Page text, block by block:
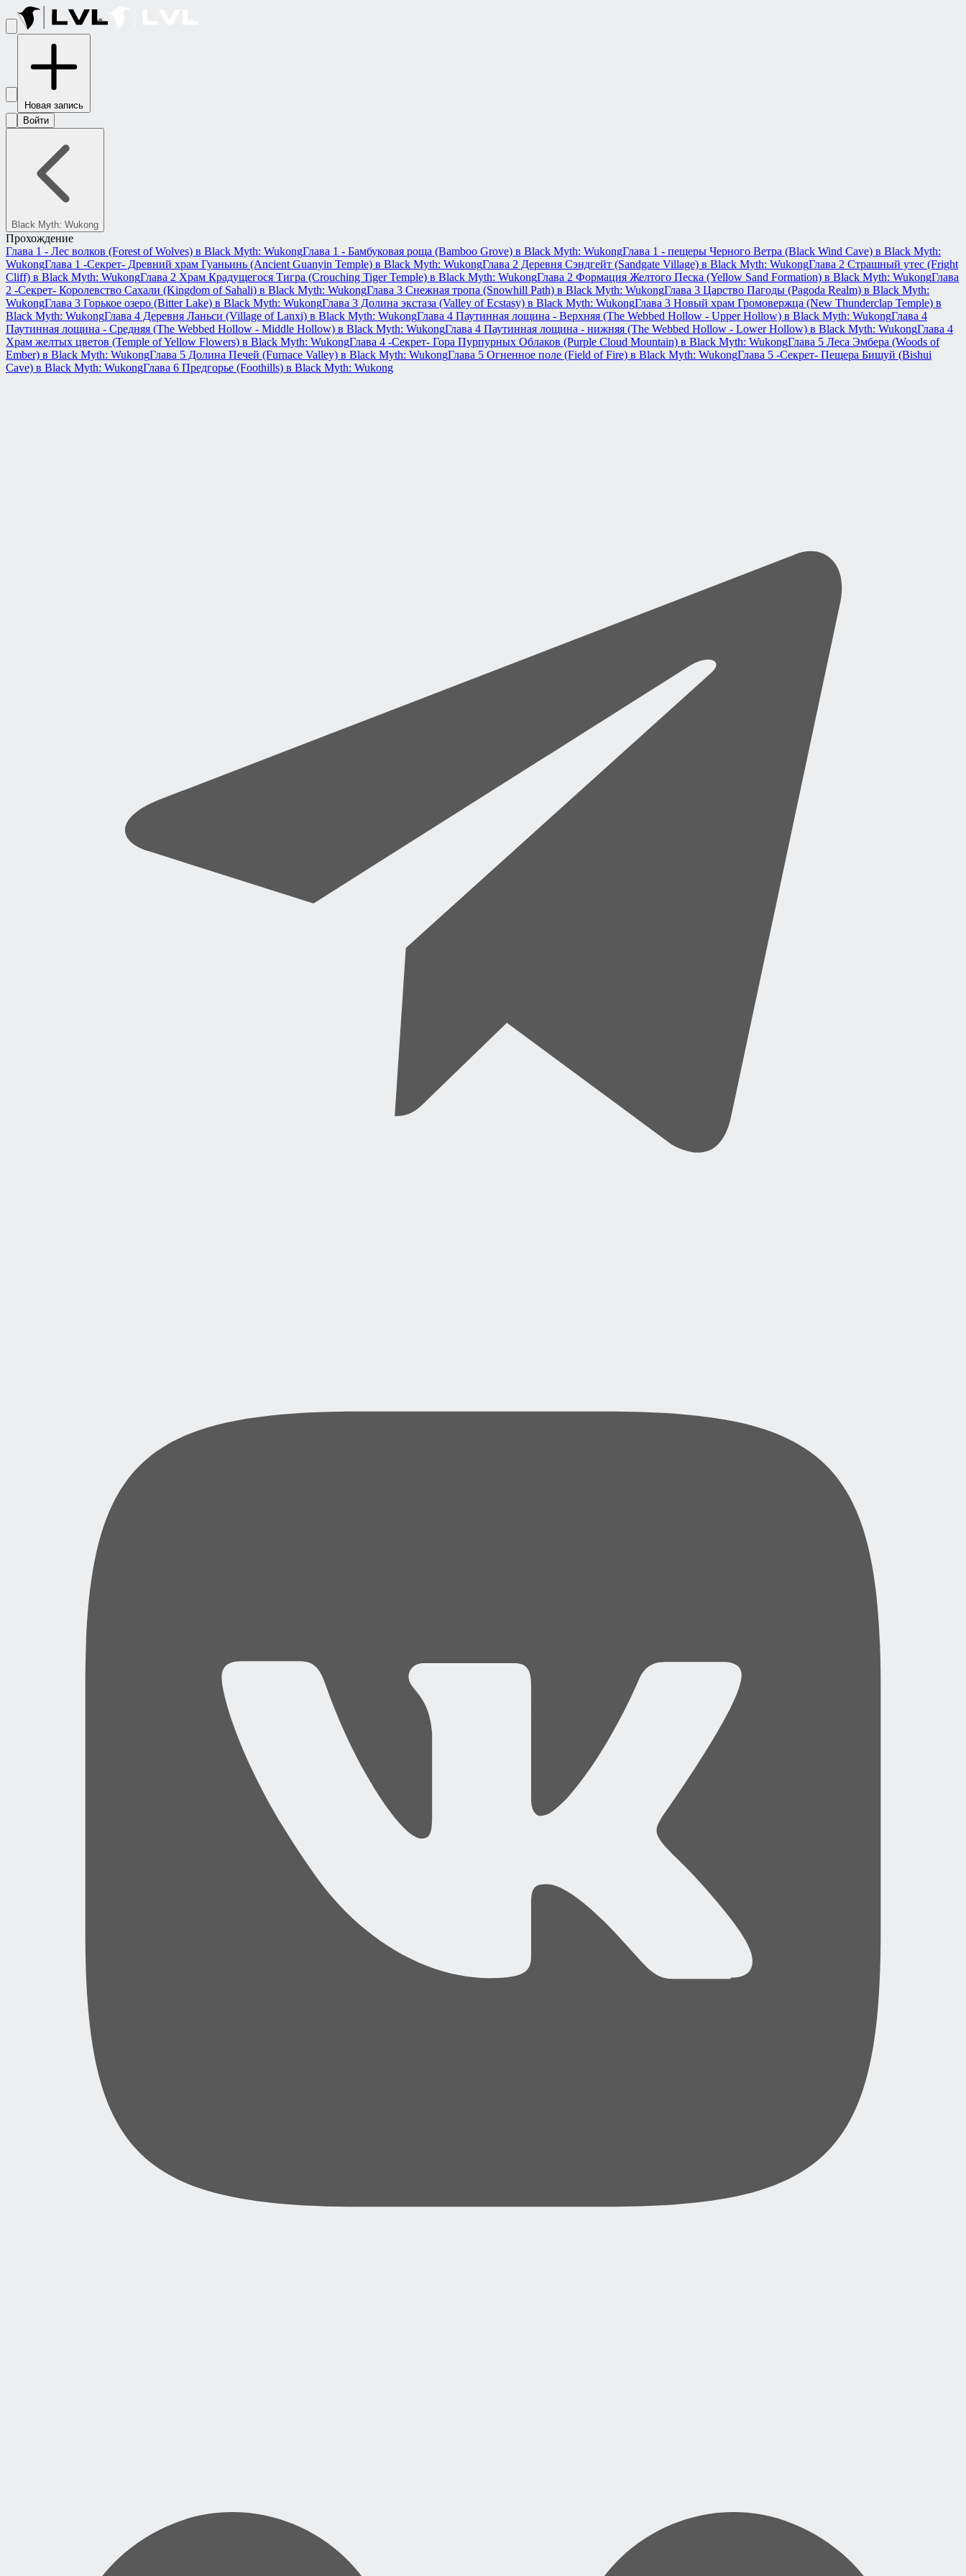
Новая запись
Войти
Black Myth: Wukong
Прохождение
Глава 1 - Лес волков (Forest of Wolves) в Black Myth: WukongГлава 1 - Бамбуковая роща (Bamboo Grove) в Black Myth: WukongГлава 1 - пещеры Черного Ветра (Black Wind Cave) в Black Myth:
WukongГлава 1 -Секрет- Древний храм Гуаньинь (Ancient Guanyin Temple) в Black Myth: WukongГлава 2 Деревня Сэндгейт (Sandgate Village) в Black Myth: WukongГлава 2 Страшный утес (Fright
Cliff) в Black Myth: WukongГлава 2 Храм Крадущегося Тигра (Crouching Tiger Temple) в Black Myth: WukongГлава 2 Формация Желтого Песка (Yellow Sand Formation) в Black Myth: WukongГлава
2 -Секрет- Королевство Сахали (Kingdom of Sahali) в Black Myth: WukongГлава 3 Снежная тропа (Snowhill Path) в Black Myth: WukongГлава 3 Царство Пагоды (Pagoda Realm) в Black Myth:
WukongГлава 3 Горькое озеро (Bitter Lake) в Black Myth: WukongГлава 3 Долина экстаза (Valley of Ecstasy) в Black Myth: WukongГлава 3 Новый храм Громовержца (New Thunderclap Temple) в
Black Myth: WukongГлава 4 Деревня Ланьси (Village of Lanxi) в Black Myth: WukongГлава 4 Паутинная лощина - Верхняя (The Webbed Hollow - Upper Hollow) в Black Myth: WukongГлава 4
Паутинная лощина - Средняя (The Webbed Hollow - Middle Hollow) в Black Myth: WukongГлава 4 Паутинная лощина - нижняя (The Webbed Hollow - Lower Hollow) в Black Myth: WukongГлава 4
Храм желтых цветов (Temple of Yellow Flowers) в Black Myth: WukongГлава 4 -Секрет- Гора Пурпурных Облаков (Purple Cloud Mountain) в Black Myth: WukongГлава 5 Леса Эмбера (Woods of
Ember) в Black Myth: WukongГлава 5 Долина Печей (Furnace Valley) в Black Myth: WukongГлава 5 Огненное поле (Field of Fire) в Black Myth: WukongГлава 5 -Секрет- Пещера Бишуй (Bishui
Cave) в Black Myth: WukongГлава 6 Предгорье (Foothills) в Black Myth: Wukong